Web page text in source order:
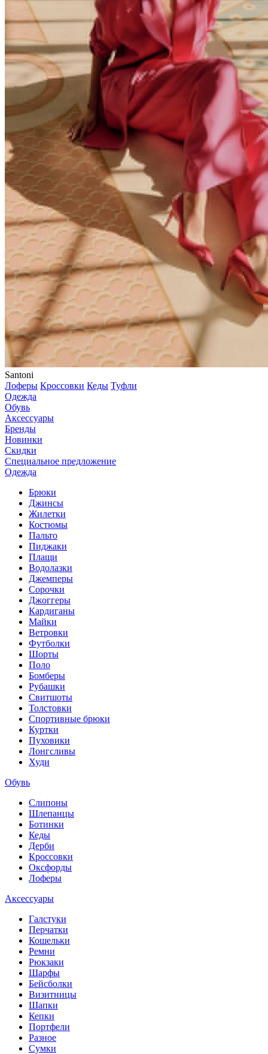
Santoni
Лоферы Кроссовки Кеды Туфли
Одежда
Обувь
Аксессуары
Бренды
Новинки
Скидки
Специальное предложение
Одежда
Брюки
Джинсы
Жилетки
Костюмы
Пальто
Пиджаки
Плащи
Водолазки
Джемперы
Сорочки
Джоггеры
Кардиганы
Майки
Ветровки
Футболки
Шорты
Поло
Бомберы
Рубашки
Свитшоты
Толстовки
Спортивные брюки
Куртки
Пуховики
Лонгсливы
Худи
Обувь
Слипоны
Шлепанцы
Ботинки
Кеды
Дерби
Кроссовки
Оксфорды
Лоферы
Аксессуары
Галстуки
Перчатки
Кошельки
Ремни
Рюкзаки
Шарфы
Бейсболки
Визитницы
Шапки
Кепки
Портфели
Разное
Сумки